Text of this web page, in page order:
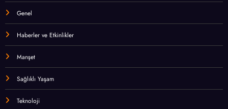
Genel
Haberler ve Etkinlikler
Manşet
Sağlıklı Yaşam
Teknoloji